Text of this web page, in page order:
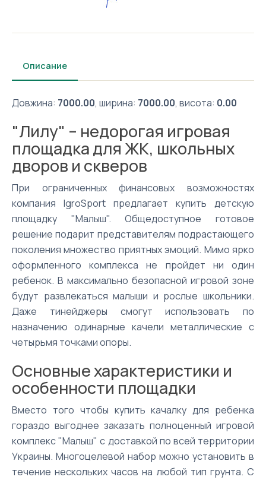
Описание
Довжина: 7000.00, ширина: 7000.00, висота: 0.00
"Лилу" – недорогая игровая
площадка для ЖК, школьных
дворов и скверов
При ограниченных финансовых возможностях
компания IgroSport предлагает купить детскую
площадку "Малыш". Общедоступное готовое
решение подарит представителям подрастающего
поколения множество приятных эмоций. Мимо ярко
оформленного комплекса не пройдет ни один
ребенок. В максимально безопасной игровой зоне
будут развлекаться малыши и рослые школьники.
Даже тинейджеры смогут использовать по
назначению одинарные качели металлические с
четырьмя точками опоры.
Основные характеристики и
особенности площадки
Вместо того чтобы купить качалку для ребенка
гораздо выгоднее заказать полноценный игровой
комплекс "Малыш" с доставкой по всей территории
Украины. Многоцелевой набор можно установить в
течение нескольких часов на любой тип грунта. С